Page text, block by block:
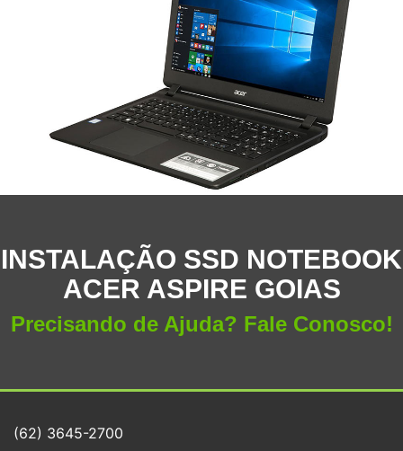
INSTALAÇÃO SSD NOTEBOOK
ACER ASPIRE GOIAS
Precisando de Ajuda? Fale Conosco!
(62) 3645-2700